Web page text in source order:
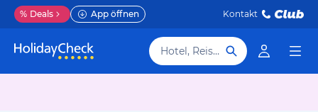
% Deals App öffnen Kontakt
Hotel, Reiseziel